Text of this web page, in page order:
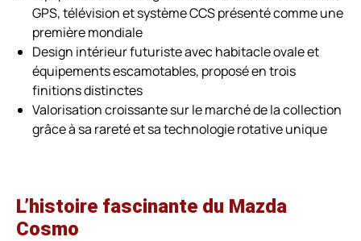
GPS, télévision et système CCS présenté comme une
première mondiale
Design intérieur futuriste avec habitacle ovale et
équipements escamotables, proposé en trois
finitions distinctes
Valorisation croissante sur le marché de la collection
grâce à sa rareté et sa technologie rotative unique
L’histoire fascinante du Mazda
Cosmo